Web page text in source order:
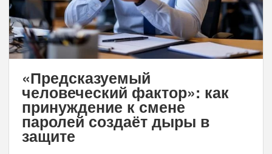
«Предсказуемый
человеческий фактор»: как
принуждение к смене
паролей создаёт дыры в
защите